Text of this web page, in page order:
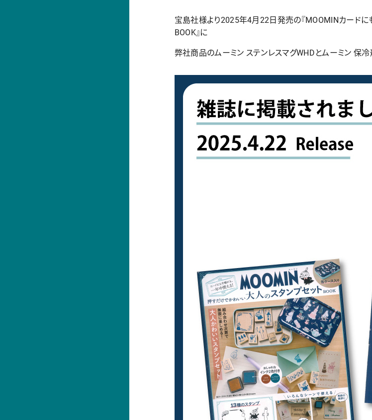
宝島社様より2025年4月22日発売の『MOOMINカードに
BOOK』に
弊社商品のムーミン ステンレスマグWHDとムーミン 保